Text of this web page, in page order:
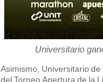
Universitario
Asimismo, Universitario
del Torneo Apertura de la